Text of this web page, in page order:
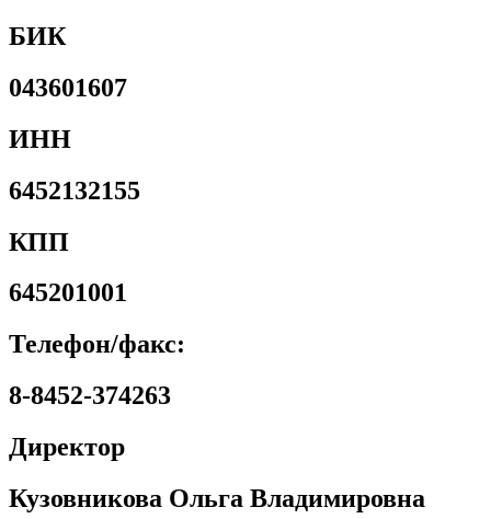
БИК
043601607
ИНН
6452132155
КПП
645201001
Телефон/факс:
8-8452-374263
Директор
Кузовникова Ольга Владимировна